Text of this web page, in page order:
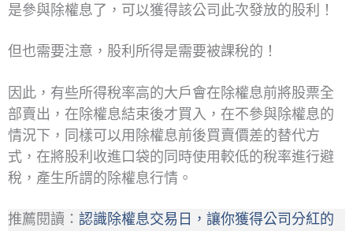
是參與除權息了，可以獲得該公司此次發放的股利！
但也需要注意，股利所得是需要被課稅的！
因此，有些所得稅率高的大戶會在除權息前將股票全
部賣出，在除權息結束後才買入，在不參與除權息的
情況下，同樣可以用除權息前後買賣價差的替代方
式，在將股利收進口袋的同時使用較低的稅率進行避
稅，產生所謂的除權息行情。
推薦閱讀： 認識除權息交易日，讓你獲得公司分紅的